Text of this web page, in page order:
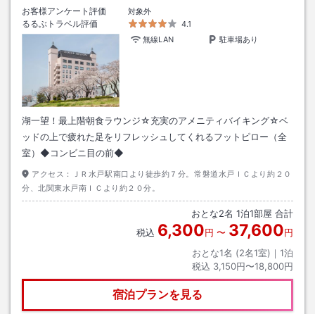
お客様アンケート評価
対象外
るるぶトラベル評価
4.1
無線LAN
駐車場あり
湖一望！最上階朝食ラウンジ☆充実のアメニティバイキング☆ベ
ッドの上で疲れた足をリフレッシュしてくれるフットピロー（全
室）◆コンビニ目の前◆
アクセス：
ＪＲ水戸駅南口より徒歩約７分。常磐道水戸ＩＣより約２０
分、北関東水戸南ＩＣより約２０分。
おとな2名 1泊1部屋 合計
税込 6,300円 〜 37,600円
おとな1名 (2名1室)｜ 1泊
税込 3,150円〜18,800円
宿泊プランを見る